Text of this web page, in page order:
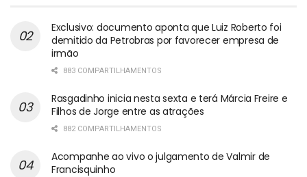
Exclusivo: documento aponta que Luiz Roberto foi
demitido da Petrobras por favorecer empresa de
irmão
883 COMPARTILHAMENTOS
Rasgadinho inicia nesta sexta e terá Márcia Freire e
Filhos de Jorge entre as atrações
882 COMPARTILHAMENTOS
Acompanhe ao vivo o julgamento de Valmir de
Francisquinho